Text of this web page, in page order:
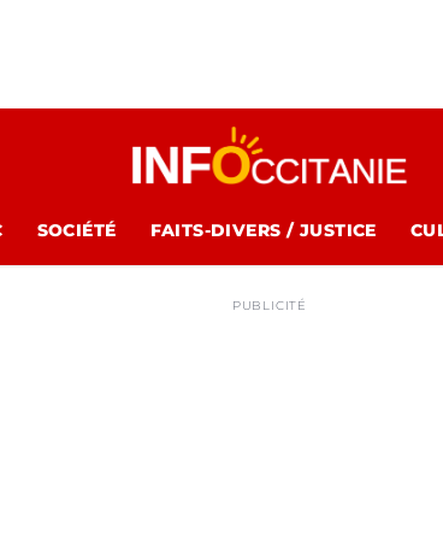
SOCIÉTÉ FAITS-DIVERS / JUSTICE
PUBLICITÉ